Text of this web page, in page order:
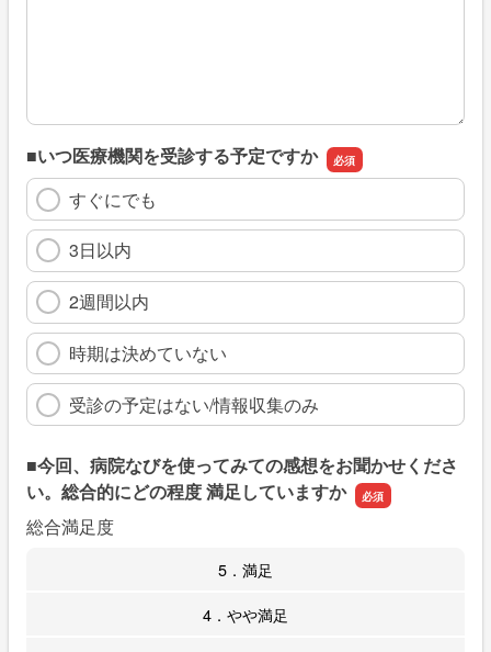
■いつ医療機関を受診する予定ですか
すぐにでも
3日以内
2週間以内
時期は決めていない
受診の予定はない/情報収集のみ
■今回、病院なびを使ってみての感想をお聞かせくださ
い。総合的にどの程度 満足していますか
総合満足度
5．満足
4．やや満足